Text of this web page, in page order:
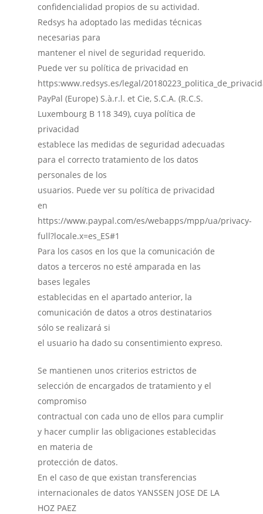
confidencialidad propios de su actividad.
Redsys ha adoptado las medidas técnicas
necesarias para
mantener el nivel de seguridad requerido.
Puede ver su política de privacidad en
https:www.redsys.es/legal/
PayPal (Europe) S.à.r.l. et Cie, S.C.A. (R.C.S.
Luxembourg B 118 349), cuya política de
privacidad
establece las medidas de seguridad adecuadas
para el correcto tratamiento de los datos
personales de los
usuarios. Puede ver su política de privacidad
en
https://www.paypal.com/es/webapps/mpp/ua/privacy-
full?locale.x=es_ES#1
Para los casos en los que la comunicación de
datos a terceros no esté amparada en las
bases legales
establecidas en el apartado anterior, la
comunicación de datos a otros destinatarios
sólo se realizará si
el usuario ha dado su consentimiento expreso.
Se mantienen unos criterios estrictos de
selección de encargados de tratamiento y el
compromiso
contractual con cada uno de ellos para cumplir
y hacer cumplir las obligaciones establecidas
en materia de
protección de datos.
En el caso de que existan transferencias
internacionales de datos YANSSEN JOSE DE LA
HOZ PAEZ